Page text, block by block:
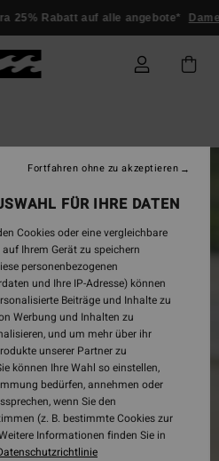
25% Rabatt auf alle angebote* Damen
FÜR IHRE DATEN
Cookies oder eine vergleichbare
Ihrem Gerät zu speichern
personenbezogenen
und Ihre IP-Adresse) können
Beiträge und Inhalte zu
Werbung und Inhalten zu
und um mehr über ihr
unserer Partner zu
können Ihre Wahl so einstellen,
bedürfen, annehmen oder
wenn Sie den
(z. B. bestimmte Cookies zur
Informationen finden Sie in
Fortfahren ohne zu akzeptieren